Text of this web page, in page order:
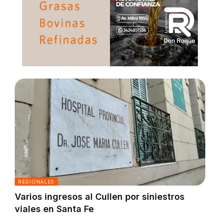
REGIONALES
Varios ingresos al Cullen por siniestros
viales en Santa Fe